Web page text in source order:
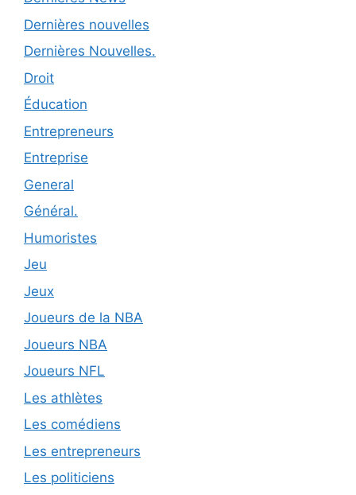
Dernières nouvelles
Dernières Nouvelles.
Droit
Éducation
Entrepreneurs
Entreprise
General
Général.
Humoristes
Jeu
Jeux
Joueurs de la NBA
Joueurs NBA
Joueurs NFL
Les athlètes
Les comédiens
Les entrepreneurs
Les politiciens